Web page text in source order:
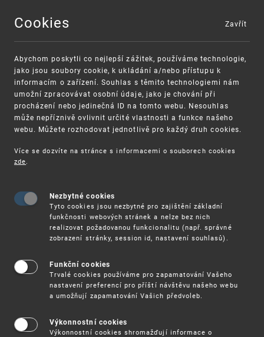
MENU
VAROVÁNÍ
Finanční podpora
Vynálezy / Patenty
Užitnévzory
Cookies
Abychom poskytli co nejlepší zážitek, používáme technologie,
jako jsou soubory cookie, k ukládání a/nebo přístupu k
informacím o zařízení. Souhlas s těmito technologiemi nám
umožní zpracovávat osobní údaje, jako je chování při
procházení nebo jedinečná ID na tomto webu. Nesouhlas
může nepříznivě ovlivnit určité vlastnosti a funkce našeho
webu. Můžete rozhodovat jednotlivě pro každý druh cookies.
Více se dozvíte na stránce s informacemi o souborech cookies
zde.
Nezbytné cookies
Tyto cookies jsou nezbytné pro zajištění základní
funkčnosti webových stránek a nelze bez nich
realizovat požadovanou funkcionalitu (např. správné
zobrazení stránky, session id, nastavení souhlasů).
Funkční cookies
Trvalé cookies používáme pro zapamatování Vašeho
nastavení preferencí pro příští návštěvu našeho webu
a umožňují zapamatování Vašich předvoleb.
Výkonnostní cookies
Výkonnostní cookies shromažďují informace o
Zavřít